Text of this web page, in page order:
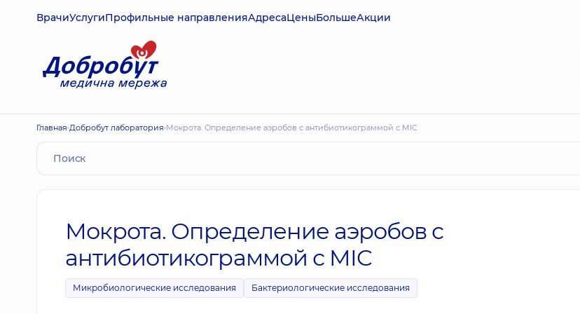
ВрачиУслугиПрофильные направленияАдресаЦеныБольшеАкции
Главная Добробут лаборатория Мокрота. Определение аэробов с антибиотикограммой с MIC
Мокрота. Определение аэробов с
антибиотикограммой с MIC
Микробиологические исследования Бактериологические исследования